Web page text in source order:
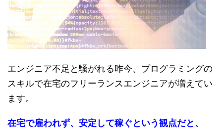
エンジニア不足と騒がれる昨今、プログラミングの
スキルで在宅のフリーランスエンジニアが増えてい
ます。
在宅で雇われず、安定して稼ぐという観点だと、